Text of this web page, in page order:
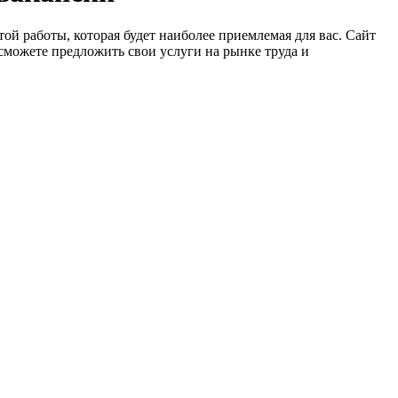
работы, которая будет наиболее приемлемая для вас. Сайт
предложить свои услуги на рынке труда и